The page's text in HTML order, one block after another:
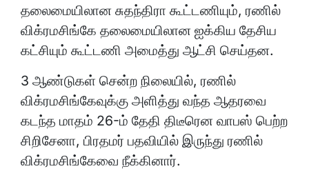
தலைமையிலான சுதந்திரா கூட்டணியும், ரணில்
விக்ரமசிங்கே தலைமையிலான ஐக்கிய தேசிய
கட்சியும் கூட்டணி அமைத்து ஆட்சி செய்தன.
3 ஆண்டுகள் சென்ற நிலையில், ரணில்
விக்ரமசிங்கேவுக்கு அளித்து வந்த ஆதரவை
கடந்த மாதம் 26-ம் தேதி திடீரென வாபஸ் பெற்ற
சிறிசேனா, பிரதமர் பதவியில் இருந்து ரணில்
விக்ரமசிங்கேவை நீக்கினார்.